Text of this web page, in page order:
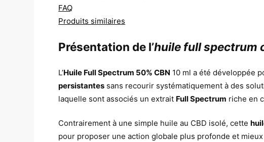
FAQ
Produits similaires
Présentation de l’huile full spectrum
L’Huile Full Spectrum 50% CBN 10 ml a été développée
persistantes sans recourir systématiquement à des
laquelle sont associés un extrait Full Spectrum riche en
Contrairement à une simple huile au CBD isolé, cette
pour proposer une action globale plus profonde et